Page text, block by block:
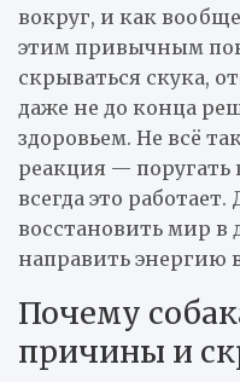
вокруг, и как
этим привычным
скрываться скука,
даже не до конца
здоровьем. Не всё
реакция — поругать
всегда это
восстановить мир в
направить энергию
Почему
причины и